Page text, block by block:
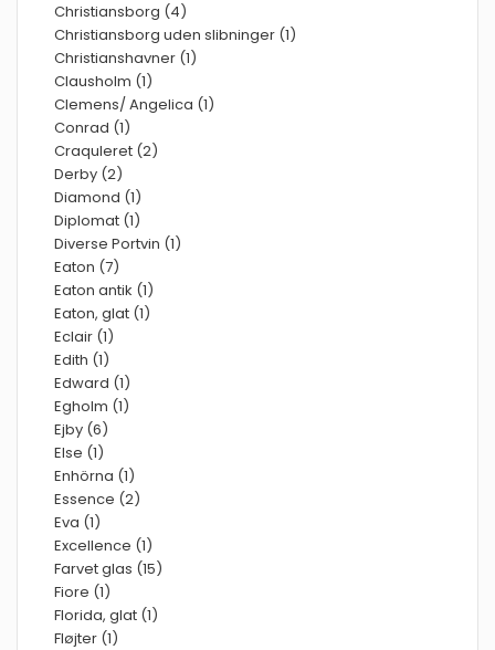
Christiansborg (4)
Christiansborg uden slibninger (1)
Christianshavner (1)
Clausholm (1)
Clemens/ Angelica (1)
Conrad (1)
Craquleret (2)
Derby (2)
Diamond (1)
Diplomat (1)
Diverse Portvin (1)
Eaton (7)
Eaton antik (1)
Eaton, glat (1)
Eclair (1)
Edith (1)
Edward (1)
Egholm (1)
Ejby (6)
Else (1)
Enhörna (1)
Essence (2)
Eva (1)
Excellence (1)
Farvet glas (15)
Fiore (1)
Florida, glat (1)
Fløjter (1)